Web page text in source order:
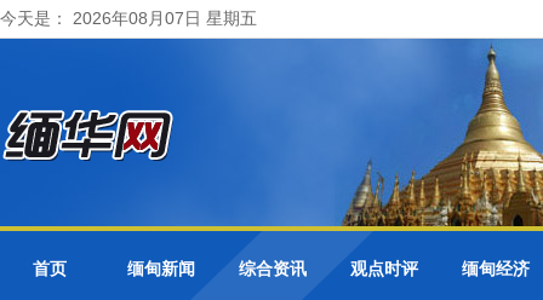
今天是： 2026年08月07日 星期五
首页 缅甸新闻 综合资讯 观点时评 缅甸经济